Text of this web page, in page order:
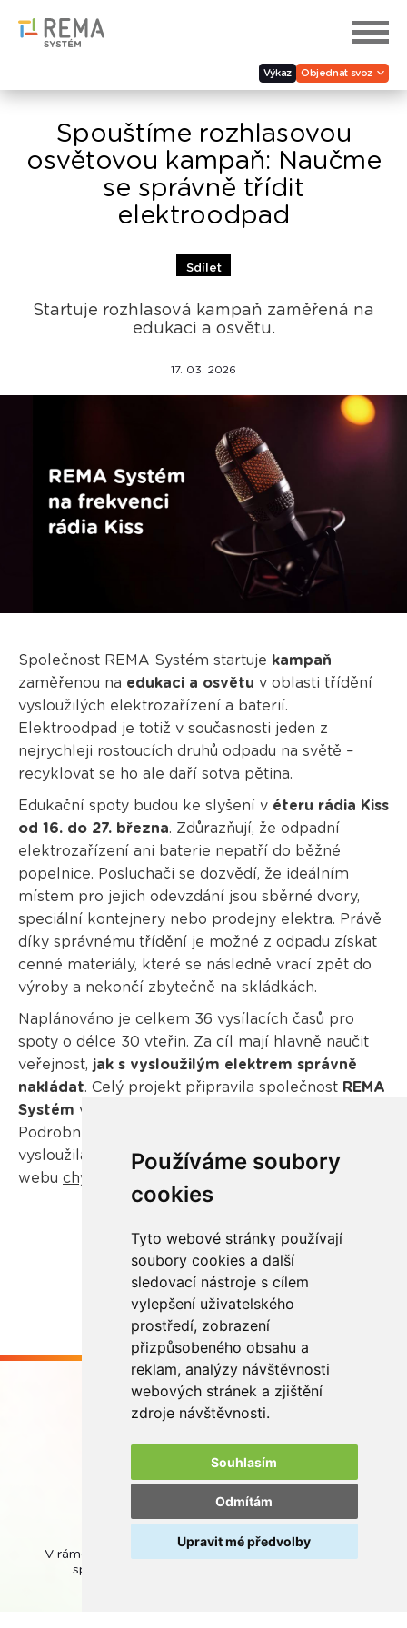
Používáme soubory
cookies
Tyto webové stránky používají
soubory cookies a další
sledovací nástroje s cílem
vylepšení uživatelského
prostředí, zobrazení
přizpůsobeného obsahu a
reklam, analýzy návštěvnosti
webových stránek a zjištění
zdroje návštěvnosti.
Souhlasím
Odmítám
Upravit mé předvolby
Výkaz Objednat svoz
Spouštíme rozhlasovou
osvětovou kampaň: Naučme
se správně třídit
elektroodpad
Sdílet
Startuje rozhlasová kampaň zaměřená na
edukaci a osvětu.
17. 03. 2026
Společnost REMA Systém startuje kampaň
zaměřenou na edukaci a osvětu v oblasti třídění
vysloužilých elektrozařízení a baterií.
Elektroodpad je totiž v současnosti jeden z
nejrychleji rostoucích druhů odpadu na světě –
recyklovat se ho ale daří sotva pětina.
Edukační spoty budou ke slyšení v éteru rádia Kiss
od 16. do 27. března. Zdůrazňují, že odpadní
elektrozařízení ani baterie nepatří do běžné
popelnice. Posluchači se dozvědí, že ideálním
místem pro jejich odevzdání jsou sběrné dvory,
speciální kontejnery nebo prodejny elektra. Právě
díky správnému třídění je možné z odpadu získat
cenné materiály, které se následně vrací zpět do
výroby a nekončí zbytečně na skládkách.
Naplánováno je celkem 36 vysílacích časů pro
spoty o délce 30 vteřin. Za cíl mají hlavně naučit
veřejnost, jak s vysloužilým elektrem správně
nakládat. Celý projekt připravila společnost REMA
Systém ve spolupráci s
Podrobnější informace o tom, kam konkrétní
vysloužilá zařízení odevzdávat, jsou k dispozici na
webu chytrarecyklace.cz
Buďme ve spojení
V rámci zpětného odběru odpadních přenosných baterií
spolupracujeme se společností